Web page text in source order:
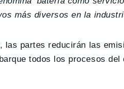
más diversos en la
las partes reducirán las
todos los procesos